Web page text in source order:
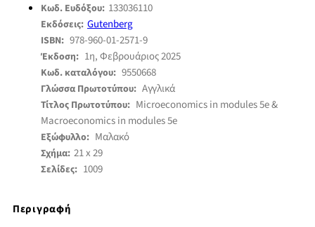
Κωδ. Ευδόξου: 133036110
Εκδόσεις: Gutenberg
ISBN: 978-960-01-2571-9
Έκδοση: 1η, Φεβρουάριος 2025
Κωδ. καταλόγου: 9550668
Γλώσσα Πρωτοτύπου: Αγγλικά
Τίτλος Πρωτοτύπου: Microeconomics in modules 5e &
Macroeconomics in modules 5e
Εξώφυλλο: Μαλακό
Σχήμα: 21 x 29
Σελίδες: 1009
Περιγραφή